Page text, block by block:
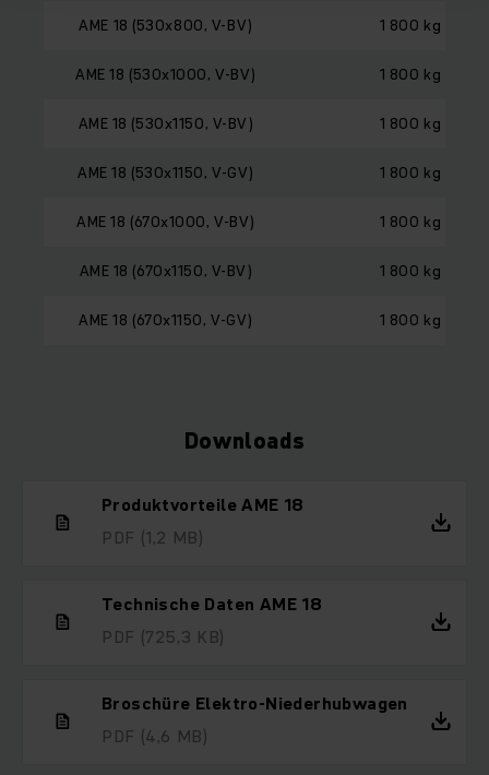
AME 18 (530x800, V-BV) 1 800 kg
AME 18 (530x1000, V-BV) 1 800 kg
AME 18 (530x1150, V-BV) 1 800 kg
AME 18 (530x1150, V-GV) 1 800 kg
AME 18 (670x1000, V-BV) 1 800 kg
AME 18 (670x1150, V-BV) 1 800 kg
AME 18 (670x1150, V-GV) 1 800 kg
Downloads
Produktvorteile AME 18
PDF (1,2 MB)
Technische Daten AME 18
PDF (725,3 KB)
Broschüre Elektro-Niederhubwagen
PDF (4,6 MB)